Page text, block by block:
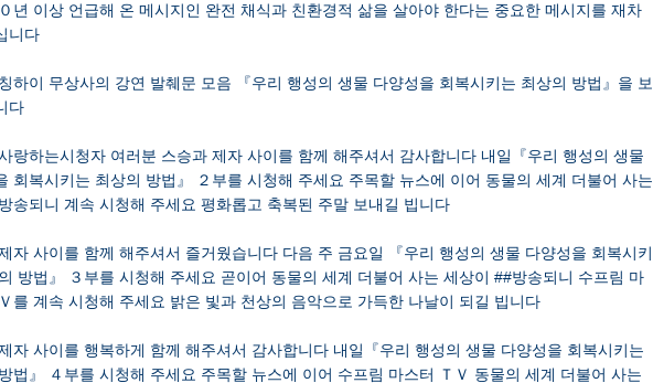
년 이상 언급해 온 메시지인 완전 채식과 친환경적 삶을 살아야 한다는 중요한 메시지를 재차
니다
하이 무상사의 강연 발췌문 모음 『우리 행성의 생물 다양성을 회복시키는 최상의 방법』을 보
다
랑하는시청자 여러분 스승과 제자 사이를 함께 해주셔서 감사합니다 내일『우리 행성의 생물
회복시키는 최상의 방법』 ２부를 시청해 주세요 주목할 뉴스에 이어 동물의 세계 더불어 사는
송되니 계속 시청해 주세요 평화롭고 축복된 주말 보내길 빕니다
자 사이를 함께 해주셔서 즐거웠습니다 다음 주 금요일 『우리 행성의 생물 다양성을 회복시키
방법』 ３부를 시청해 주세요 곧이어 동물의 세계 더불어 사는 세상이 ##방송되니 수프림 마
를 계속 시청해 주세요 밝은 빛과 천상의 음악으로 가득한 나날이 되길 빕니다
자 사이를 행복하게 함께 해주셔서 감사합니다 내일『우리 행성의 생물 다양성을 회복시키는
법』 ４부를 시청해 주세요 주목할 뉴스에 이어 수프림 마스터 ＴＶ 동물의 세계 더불어 사는